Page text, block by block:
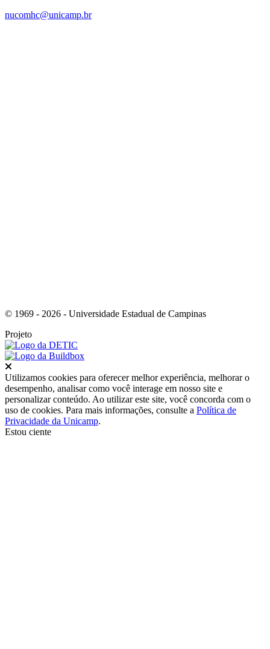
nucomhc@unicamp.br
© 1969 - 2026 - Universidade Estadual de Campinas
Projeto
Utilizamos cookies para oferecer melhor experiência, melhorar o
desempenho, analisar como você interage em nosso site e
personalizar conteúdo. Ao utilizar este site, você concorda com o
uso de cookies. Para mais informações, consulte a Política de
Privacidade da Unicamp.
Estou ciente